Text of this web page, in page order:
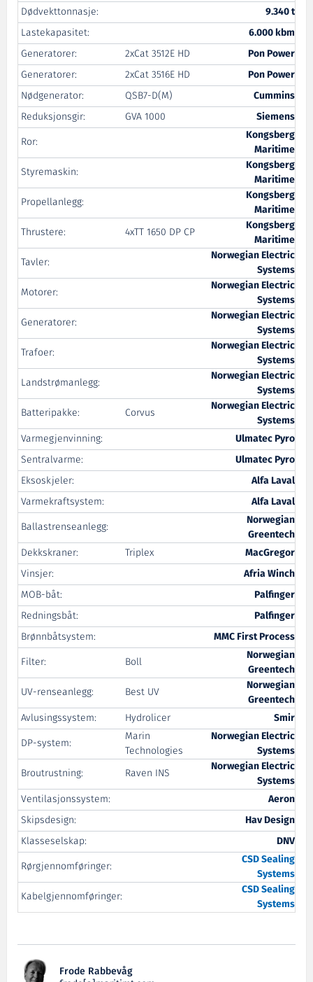
Dødvekttonnasje:
9.340 t
Lastekapasitet:
6.000 kbm
Generatorer:
2xCat 3512E HD
Pon Power
Generatorer:
2xCat 3516E HD
Pon Power
Nødgenerator:
QSB7-D(M)
Cummins
Reduksjonsgir:
GVA 1000
Siemens
Ror:
Kongsberg
Maritime
Styremaskin:
Kongsberg
Maritime
Propellanlegg:
Kongsberg
Maritime
Thrustere:
4xTT 1650 DP CP
Kongsberg
Maritime
Tavler:
Norwegian Electric
Systems
Motorer:
Norwegian Electric
Systems
Generatorer:
Norwegian Electric
Systems
Trafoer:
Norwegian Electric
Systems
Landstrømanlegg:
Norwegian Electric
Systems
Batteripakke:
Corvus
Norwegian Electric
Systems
Varmegjenvinning:
Ulmatec Pyro
Sentralvarme:
Ulmatec Pyro
Eksoskjeler:
Alfa Laval
Varmekraftsystem:
Alfa Laval
Ballastrenseanlegg:
Norwegian
Greentech
Dekkskraner:
Triplex
MacGregor
Vinsjer:
Afria Winch
MOB-båt:
Palfinger
Redningsbåt:
Palfinger
Brønnbåtsystem:
MMC First Process
Filter:
Boll
Norwegian
Greentech
UV-renseanlegg:
Best UV
Norwegian
Greentech
Avlusingssystem:
Hydrolicer
Smir
DP-system:
Marin
Technologies
Norwegian Electric
Systems
Broutrustning:
Raven INS
Norwegian Electric
Systems
Ventilasjonssystem:
Aeron
Skipsdesign:
Hav Design
Klasseselskap:
DNV
Rørgjennomføringer:
CSDSealing
Systems
Kabelgjennomføringer:
CSDSealing
Systems
Frode Rabbevåg